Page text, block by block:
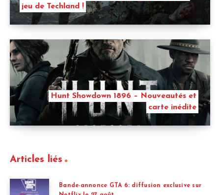
jeu de Techland !
Hunt Showdown 1896 – Nouveautés et
carte inédite
Articles liés
Bande-annonce GTA 6: diffusion exclusive sur